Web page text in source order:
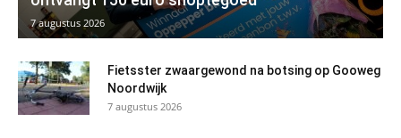
7 augustus 2026
Fietsster zwaargewond na botsing op Gooweg
Noordwijk
7 augustus 2026